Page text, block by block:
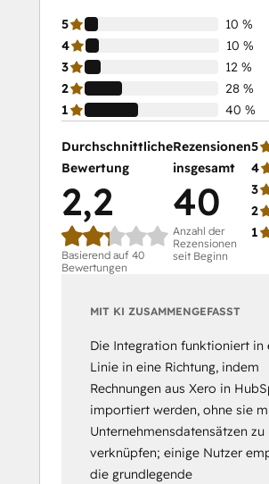
5
10 %
4
10 %
3
12 %
2
28 %
1
40 %
Durchschnittliche
Bewertung
2,2
Basierend auf 40
Bewertungen
Rezensionen
insgesamt
40
Anzahl der
Rezensionen
seit Beginn
5
4
3
2
1
MIT KI ZUSAMMENGEFASST
Die Integration funktioniert in
Linie in eine Richtung, indem
Rechnungen aus Xero in
importiert werden, ohne sie
Unternehmensdatensätzen zu
verknüpfen; einige Nutzer
die grundlegende